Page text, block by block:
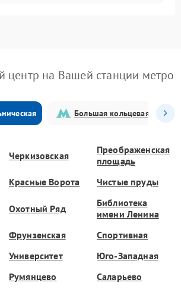
центр на Вашей станции метро
Большая кольцевая
Черкизовская
Преображенская
площадь
Красные Ворота Чистые пруды
Охотный Ряд
Библиотека
имени Ленина
Фрунзенская
Спортивная
Университет
Юго-Западная
Румянцево
Саларьево